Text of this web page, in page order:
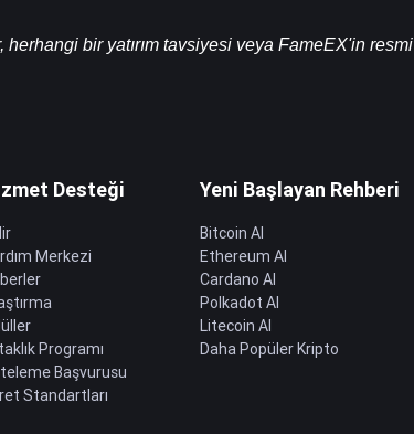
bir yatırım tavsiyesi veya FameEX'in resmi
Desteği
Merkezi
Programı
Başvurusu
Standartları
Yeni Başlayan Rehberi
Bitcoin Al
Ethereum Al
Cardano Al
Polkadot Al
Litecoin Al
Daha Popüler Kripto